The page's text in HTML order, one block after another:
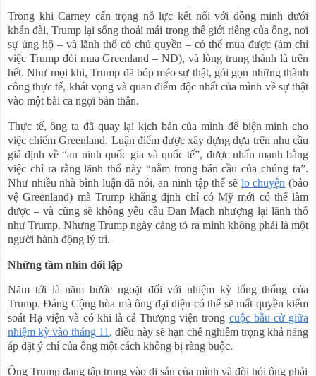
Trong khi Carney cẩn trọng nỗ lực kết nối với đồng minh dưới
khán đài, Trump lại sống thoải mái trong thế giới riêng của ông, nơi
sự ủng hộ – và lãnh thổ có chủ quyền – có thể mua được (ám chỉ
việc Trump đòi mua Greenland – ND), và lòng trung thành là trên
hết. Như mọi khi, Trump đã bóp méo sự thật, gói gọn những thành
công thực tế, khát vọng và quan điểm độc nhất của mình về sự thật
vào một bài ca ngợi bản thân.
Thực tế, ông ta đã quay lại kịch bản của mình để biện minh cho
việc chiếm Greenland. Luận điểm được xây dựng dựa trên nhu cầu
giả định về “an ninh quốc gia và quốc tế”, được nhấn mạnh bằng
việc chỉ ra rằng lãnh thổ này “nằm trong bán cầu của chúng ta”.
Như nhiều nhà bình luận đã nói, an ninh tập thể sẽ lo chuyện (bảo
vệ Greenland) mà Trump khẳng định chỉ có Mỹ mới có thể làm
được – và cũng sẽ không yêu cầu Đan Mạch nhượng lại lãnh thổ
như Trump. Nhưng Trump ngày càng tỏ ra mình không phải là một
người hành động lý trí.
Những tầm nhìn đối lập
Năm tới là năm bước ngoặt đối với nhiệm kỳ tổng thống của
Trump. Đảng Cộng hòa mà ông đại diện có thể sẽ mất quyền kiểm
soát Hạ viện và có khi là cả Thượng viện trong cuộc bầu cử giữa
nhiệm kỳ vào tháng 11 , điều này sẽ hạn chế nghiêm trọng khả năng
áp đặt ý chí của ông một cách không bị ràng buộc.
Ông Trump đang tập trung vào di sản của mình và đòi hỏi ông phải